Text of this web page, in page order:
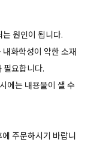
원인이 됩니다.
화학성이 약한 소재
필요합니다.
에는 내용물이 샐 수
주문하시기 바랍니